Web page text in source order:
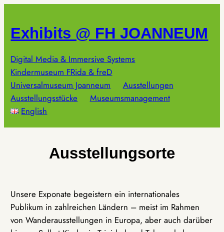
springen
Exhibits @ FH JOANNEUM
Digital Media & Immersive Systems
Kindermuseum FRida & freD
Universalmuseum Joanneum
Ausstellungen
Ausstellungsstücke
Museumsmanagement
English
Ausstellungsorte
Unsere Exponate begeistern ein internationales
Publikum in zahlreichen Ländern – meist im Rahmen
von Wanderausstellungen in Europa, aber auch darüber